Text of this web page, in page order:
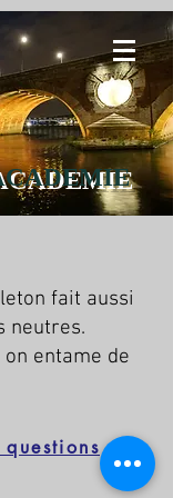
fait aussi
neutres.
entame de